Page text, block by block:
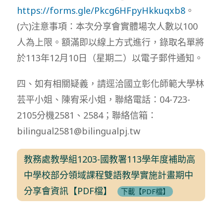
https://forms.gle/Pkcg6HFpyHkkuqxb8。
(六)注意事項：本次分享會實體場次人數以100
人為上限。額滿即以線上方式進行，錄取名單將
於113年12月10日（星期二）以電子郵件通知。
四、如有相關疑義，請逕洽國立彰化師範大學林
芸平小姐、陳宥采小姐，聯絡電話：04-723-
2105分機2581、2584；聯絡信箱：
bilingual2581@bilingualpj.tw
教務處教學組1203-國教署113學年度補助高
中學校部分領域課程雙語教學實施計畫期中
分享會資訊【PDF檔】
下載【PDF檔】